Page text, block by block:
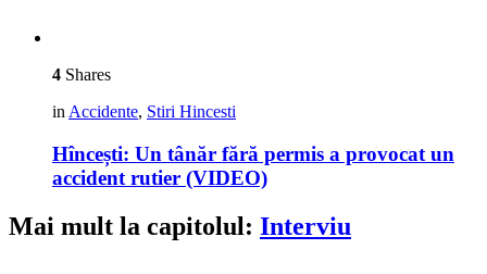
4 Shares
inAccidente, Stiri Hincesti
Hîncești: Un tânăr fără permis a provocat un
accident rutier (VIDEO)
Mai mult la capitolul: Interviu